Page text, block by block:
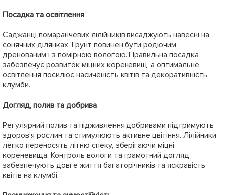
Посадка та освітлення
Саджанці помаранчевих лілійників висаджують навесні на
сонячних ділянках. Грунт повинен бути родючим,
дренованим і з помірною вологою. Правильна посадка
забезпечує розвиток міцних кореневищ, а оптимальне
освітлення посилює насиченість квітів та декоративність
клумби.
Догляд, полив та добрива
Регулярний полив та підживлення добривами підтримують
здоров'я рослин та стимулюють активне цвітіння. Лілійники
легко переносять літню спеку, зберігаючи міцні
кореневища. Контроль вологи та грамотний догляд
забезпечують довге життя багаторічників та яскравість
квітів на клумбі.